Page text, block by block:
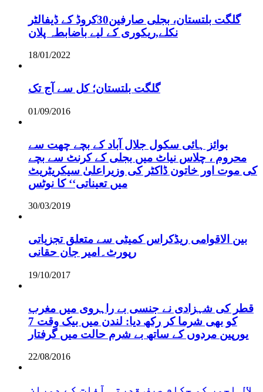
گلگت بلتستان، بجلی صارفین30کروڈ کے ڈیفالٹر
نکلے,ریکوری کے لیے باضابطہ پلان
18/01/2022
گلگت بلتستان؛ کل سے آج تک
01/09/2016
بوائز ہائی سکول جلال آباد کے بچے چھت سے
محروم ، چلاس نیاٹ میں بجلی کے کرنٹ سے بچے
کی موت اور خاتون ڈاکٹر کی وزیراعلیٰ سیکریٹریٹ
میں تعیناتی‘‘ کا نوٹس
30/03/2019
بین الاقوامی ریڈکراس کمیٹی سے متعلق تجزیاتی
رپورٹ۔امیر جان حقانی
19/10/2017
قطر کی شہزادی نے جنسی بے راہروی میں مغرب
کو بھی شرما کر رکھ دیا: لندن میں بیک وقت 7
یورپین مردوں کے ساتھ بے شرم حالت میں گرفتار
22/08/2016